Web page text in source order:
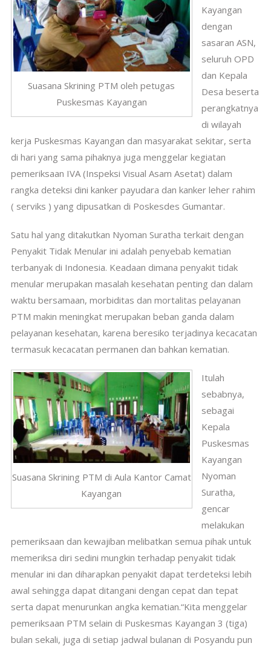
Suasana Skrining PTM oleh petugas
Puskesmas Kayangan
Kayangan
dengan
sasaran ASN,
seluruh OPD
dan Kepala
Desa beserta
perangkatnya
di wilayah
kerja Puskesmas Kayangan dan masyarakat sekitar, serta
di hari yang sama pihaknya juga menggelar kegiatan
pemeriksaan IVA (Inspeksi Visual Asam Asetat) dalam
rangka deteksi dini kanker payudara dan kanker leher rahim
( serviks ) yang dipusatkan di Poskesdes Gumantar.
Satu hal yang ditakutkan Nyoman Suratha terkait dengan
Penyakit Tidak Menular ini adalah penyebab kematian
terbanyak di Indonesia. Keadaan dimana penyakit tidak
menular merupakan masalah kesehatan penting dan dalam
waktu bersamaan, morbiditas dan mortalitas pelayanan
PTM makin meningkat merupakan beban ganda dalam
pelayanan kesehatan, karena beresiko terjadinya kecacatan
termasuk kecacatan permanen dan bahkan kematian.
Suasana Skrining PTM di Aula Kantor Camat
Kayangan
Itulah
sebabnya,
sebagai
Kepala
Puskesmas
Kayangan
Nyoman
Suratha,
gencar
melakukan
pemeriksaan dan kewajiban melibatkan semua pihak untuk
memeriksa diri sedini mungkin terhadap penyakit tidak
menular ini dan diharapkan penyakit dapat terdeteksi lebih
awal sehingga dapat ditangani dengan cepat dan tepat
serta dapat menurunkan angka kematian.“Kita menggelar
pemeriksaan PTM selain di Puskesmas Kayangan 3 (tiga)
bulan sekali, juga di setiap jadwal bulanan di Posyandu pun